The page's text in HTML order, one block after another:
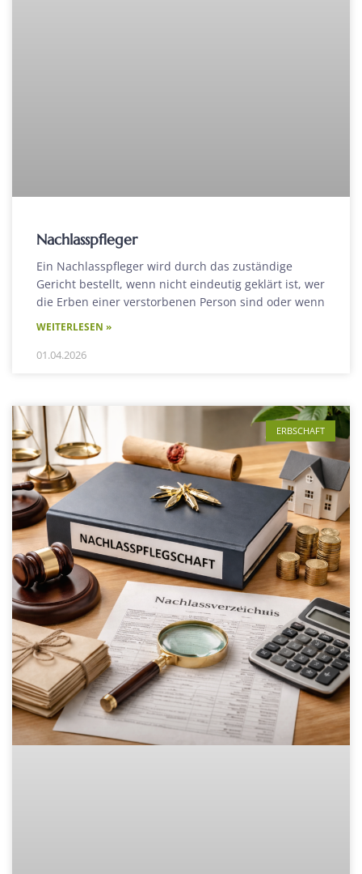
Nachlasspfleger
Ein Nachlasspfleger wird durch das zuständige
Gericht bestellt, wenn nicht eindeutig geklärt ist, wer
die Erben einer verstorbenen Person sind oder wenn
WEITERLESEN »
01.04.2026
ERBSCHAFT